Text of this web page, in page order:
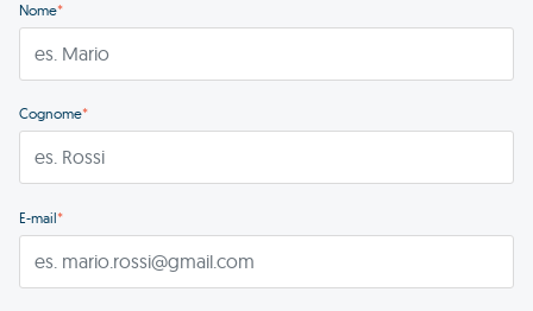
Nome*
Cognome*
E-mail*